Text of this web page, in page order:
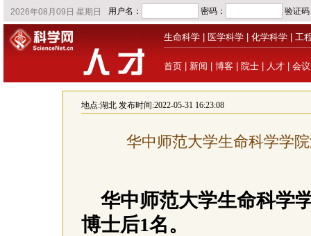
生命科学 医学科学 化学科学 工
首页 新闻 博客 院士 人才 会议
地点:湖北发布时间:2022-05-31 16:23:08
华中师范大学生命科学学
华中师范大学生命科学
博士后1名。